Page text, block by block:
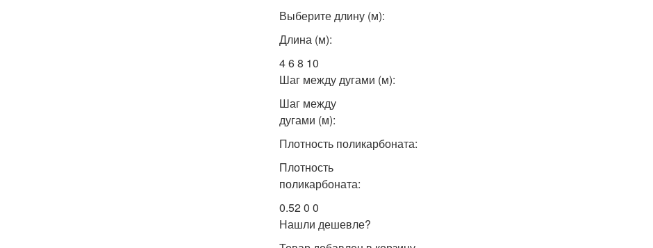
Выберите длину (м):
Длина (м):
4 6 8 10
Шаг между дугами (м):
Шаг между
дугами (м):
Плотность поликарбоната:
Плотность
поликарбоната:
0.52 0 0
Нашли дешевле?